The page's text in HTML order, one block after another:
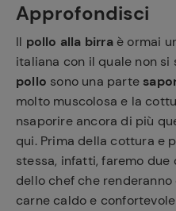
Approfondisci
Il pollo alla birraè ormai
italiana con il quale non si
pollo sono una parte
molto muscolosa e la
nsaporire ancora di più
qui. Prima della cottura e
stessa, infatti, faremo due
dello chef che
carne caldo e